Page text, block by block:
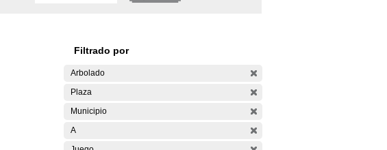
Filtrado por
Arbolado
Plaza
Municipio
A